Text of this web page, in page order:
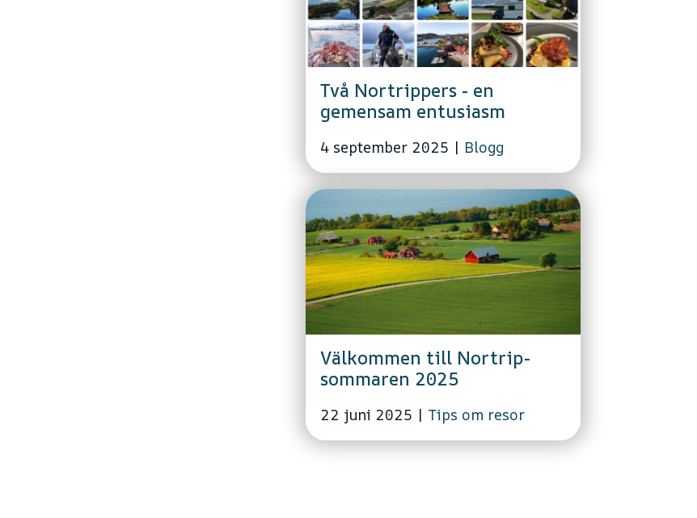
Två Nortrippers - en
gemensam entusiasm
4 september 2025 | Blogg
Välkommen till Nortrip-
sommaren 2025
22 juni 2025 | Tips om resor